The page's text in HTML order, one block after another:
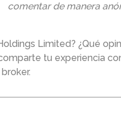
comentar de manera
Limited? ¿Qué
tu experiencia